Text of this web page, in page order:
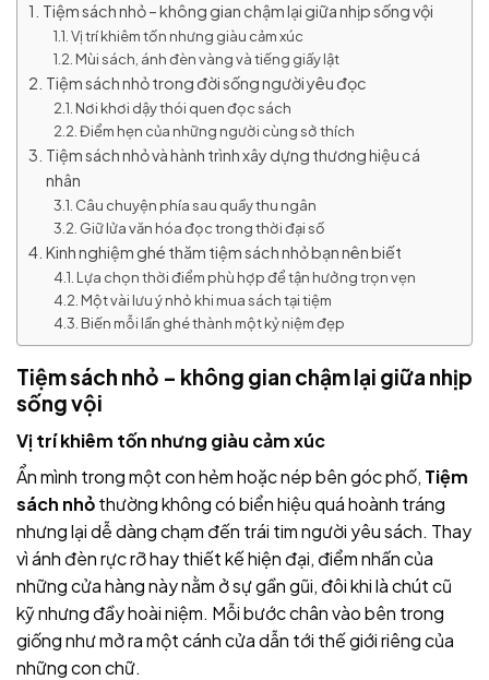
Tiệm sách nhỏ – không gian chậm lại giữa nhịp sống vội
Vị trí khiêm tốn nhưng giàu cảm xúc
Mùi sách, ánh đèn vàng và tiếng giấy lật
Tiệm sách nhỏ trong đời sống người yêu đọc
Nơi khơi dậy thói quen đọc sách
Điểm hẹn của những người cùng sở thích
Tiệm sách nhỏ và hành trình xây dựng thương hiệu cá
nhân
Câu chuyện phía sau quầy thu ngân
Giữ lửa văn hóa đọc trong thời đại số
Kinh nghiệm ghé thăm tiệm sách nhỏ bạn nên biết
Lựa chọn thời điểm phù hợp để tận hưởng trọn vẹn
Một vài lưu ý nhỏ khi mua sách tại tiệm
Biến mỗi lần ghé thành một kỷ niệm đẹp
Tiệm sách nhỏ – không gian chậm lại giữa nhịp
sống vội
Vị trí khiêm tốn nhưng giàu cảm xúc
Ẩn mình trong một con hẻm hoặc nép bên góc phố, Tiệm
sách nhỏthường không có biển hiệu quá hoành tráng
nhưng lại dễ dàng chạm đến trái tim người yêu sách. Thay
vì ánh đèn rực rỡ hay thiết kế hiện đại, điểm nhấn của
những cửa hàng này nằm ở sự gần gũi, đôi khi là chút cũ
kỹ nhưng đầy hoài niệm. Mỗi bước chân vào bên trong
giống như mở ra một cánh cửa dẫn tới thế giới riêng của
những con chữ.